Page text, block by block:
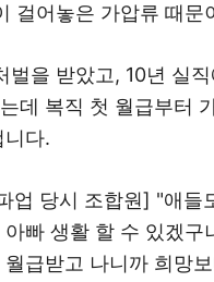
걸어놓은 가압류 때문
벌을 받았고, 10년 실
데 복직 첫 월급부터
니다.
업 당시 조합원] "애들
빠 생활 할 수 있겠구
급받고 나니까 희망